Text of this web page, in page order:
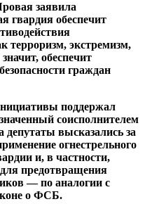
заявила
гвардия обеспечит
терроризм, экстремизм,
обеспечит
граждан
поддержал
соисполнителем
депутаты высказались за
огнестрельного
и, в частности,
предотвращения
— по аналогии с
о ФСБ.